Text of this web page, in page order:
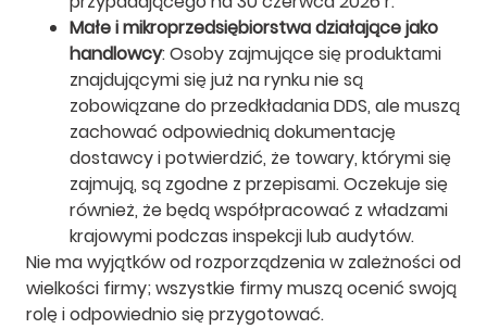
Małe i mikroprzedsiębiorstwa działające jako
handlowcy: Osoby zajmujące się produktami
znajdującymi się już na rynku nie są
zobowiązane do przedkładania DDS, ale muszą
zachować odpowiednią dokumentację
dostawcy i potwierdzić, że towary, którymi się
zajmują, są zgodne z przepisami. Oczekuje się
również, że będą współpracować z władzami
krajowymi podczas inspekcji lub audytów.
Nie ma wyjątków od rozporządzenia w zależności od
wielkości firmy; wszystkie firmy muszą ocenić swoją
rolę i odpowiednio się przygotować.